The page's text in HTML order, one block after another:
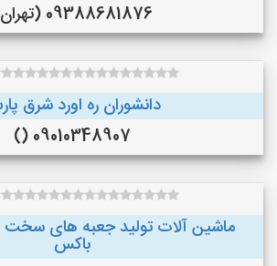
09388681876 (تهران)
دانشوران ره اورد شرق
09010348907 ()
ماشین آلات تولید جعبه های سخت
باکس